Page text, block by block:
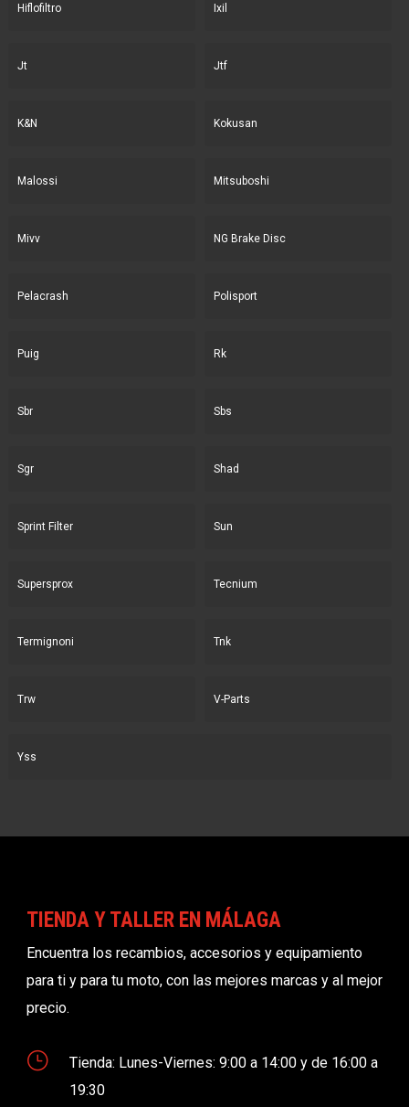
Hiflofiltro Ixil
Jt Jtf
K&N Kokusan
Malossi Mitsuboshi
Mivv NG Brake Disc
Pelacrash Polisport
Puig Rk
Sbr Sbs
Sgr Shad
Sprint Filter Sun
Supersprox Tecnium
Termignoni Tnk
Trw V-Parts
Yss
TIENDA Y TALLER EN MÁLAGA
Encuentra los recambios, accesorios y equipamiento
para ti y para tu moto, con las mejores marcas y al mejor
precio.
}
Tienda: Lunes-Viernes: 9:00 a 14:00 y de 16:00 a
19:30